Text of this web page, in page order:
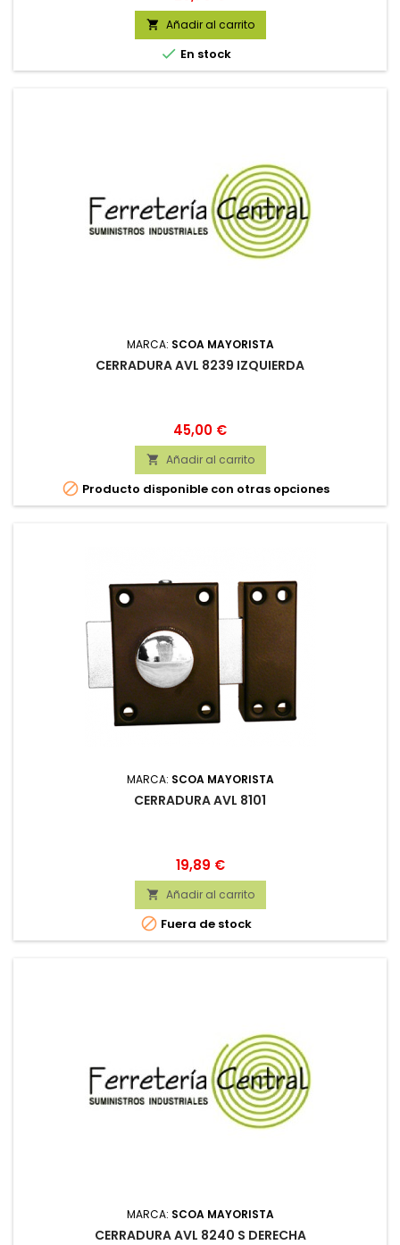
 Añadir al carrito
 En stock
MARCA: SCOA MAYORISTA
CERRADURA AVL 8239 IZQUIERDA
Precio
45,00 €
 Añadir al carrito
 Producto disponible con otras opciones
MARCA: SCOA MAYORISTA
CERRADURA AVL 8101
Precio
19,89 €
 Añadir al carrito
 Fuera de stock
MARCA: SCOA MAYORISTA
CERRADURA AVL 8240 S DERECHA